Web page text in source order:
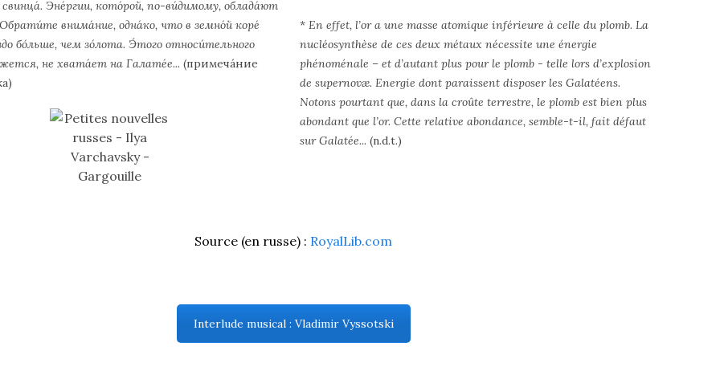
Эне́ргии, кото́рой, по-ви́димому, облада́ют
внима́ние, одна́ко, что в земно́й коре́
бо́льше, чем зо́лота. Э́того относи́тельного
не хвата́ет на Галате́е... (примеча́ние
note
de
* En effet, l’or a une masse atomique inférieure à celle du plomb. La
nucléosynthèse de ces deux métaux nécessite une énergie
phénoménale – et d’autant plus pour le plomb - telle lors d’explosion
de supernovæ. Energie dont paraissent disposer les Galatéens.
Notons pourtant que, dans la croûte terrestre, le plomb est bien plus
abondant que l’or. Cette relative abondance, semble-t-il, fait défaut
sur Galatée... (n.d.t.)
Source (en russe) : RoyalLib.com
Interlude musical : Vladimir Vyssotski